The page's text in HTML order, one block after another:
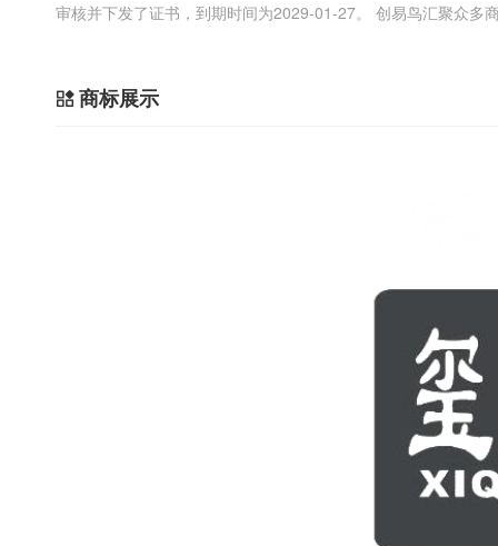
审核并下发了证书，到期时间为2029-01-27。 创易鸟汇聚众多
商标展示